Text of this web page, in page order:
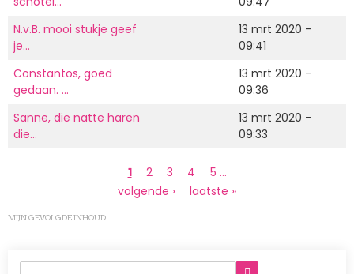
N.v.B. mooi stukje geef
je…
13 mrt 2020 -
09:41
Constantos, goed
gedaan. …
13 mrt 2020 -
09:36
Sanne, die natte haren
die…
13 mrt 2020 -
09:33
Huidige
pagina
1 Page
2 Page
3 Page
4 Page
5 …
Volgende
volgende ›
Laatste
laatste »
MIJN GEVOLGDE INHOUD